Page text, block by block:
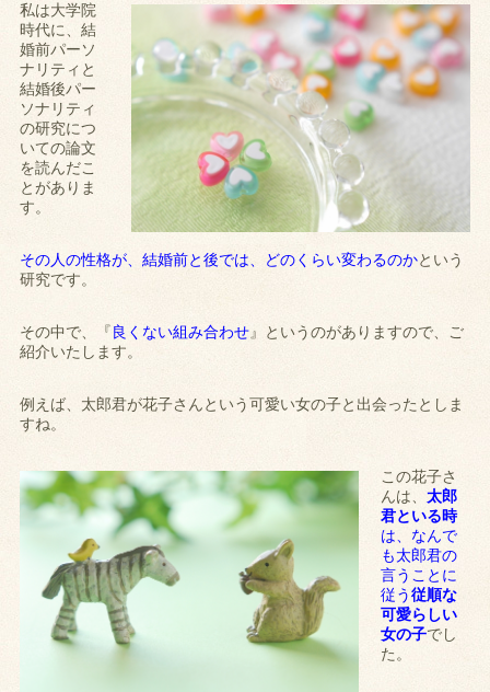
私は大学院
時代に、結
婚前パーソ
ナリティと
結婚後パー
ソナリティ
の研究につ
いての論文
を読んだこ
とがありま
す。
その人の性格が、結婚前と後では、どのくらい変わるのかという
研究です。
その中で、『良くない組み合わせ』というのがありますので、ご
紹介いたします。
例えば、太郎君が花子さんという可愛い女の子と出会ったとしま
すね。
この花子さ
んは、太郎
君といる時
は、なんで
も太郎君の
言うことに
従う従順な
可愛らしい
女の子でし
た。